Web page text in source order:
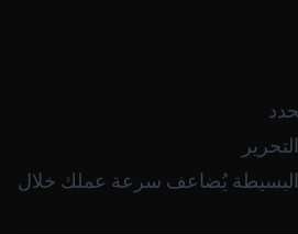
البسيطة يُضاعف سرعة عملك خلال